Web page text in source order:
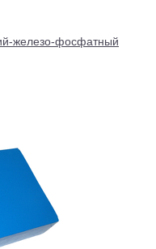
железо-фосфатный